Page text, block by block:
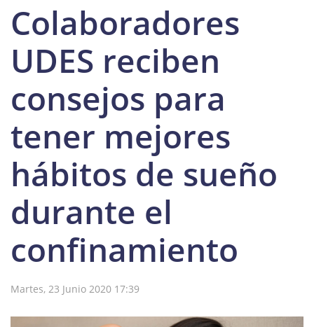
Colaboradores
UDES reciben
consejos para
tener mejores
hábitos de sueño
durante el
confinamiento
Martes, 23 Junio 2020 17:39